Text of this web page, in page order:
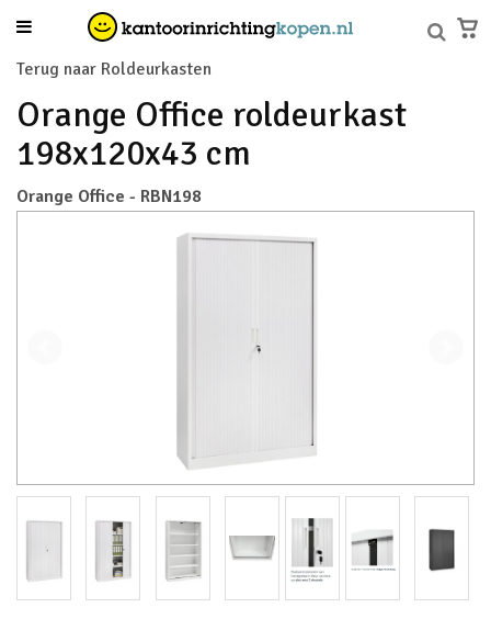
Terug naar Roldeurkasten
Orange Office roldeurkast
198x120x43 cm
Orange Office - RBN198